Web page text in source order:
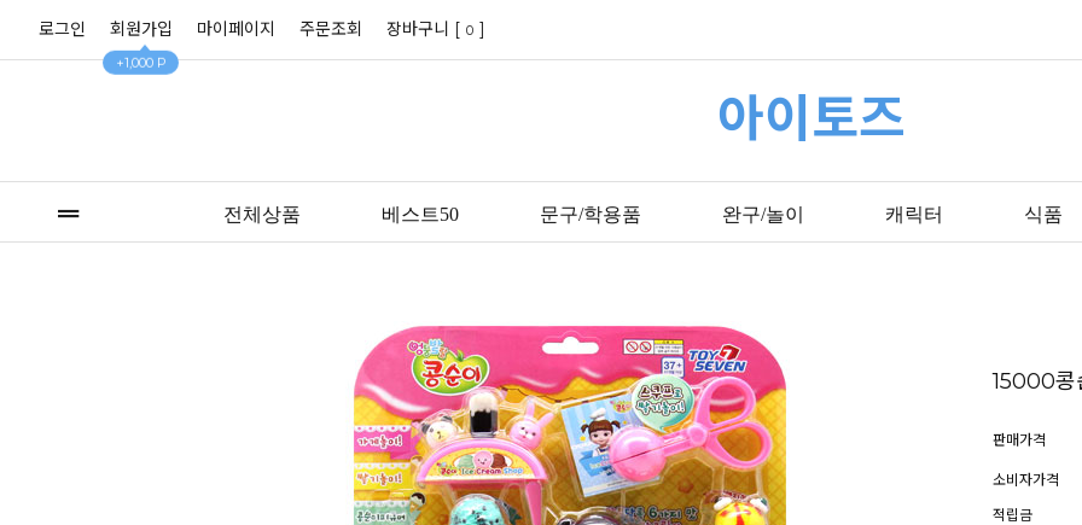
로그인 회원가입
+1,000 P
마이페이지 주문조회 장바구니 [ 0 ]
아이토즈
전체상품 베스트50 문구/학용품 완구/놀이 캐릭터 식품
15000콩
판매가격
소비자가격
적립금